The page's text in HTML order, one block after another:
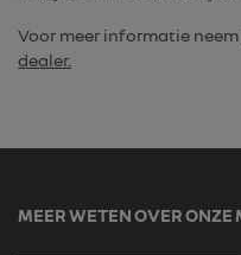
Voor meer informatie neem
dealer.
MEER WETEN OVER ONZE